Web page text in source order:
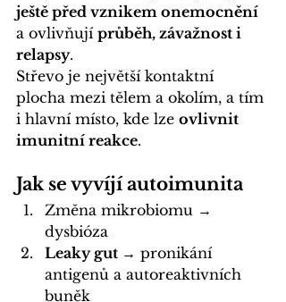
ještě před vznikem onemocnění
a ovlivňují průběh, závažnost i
relapsy.
Střevo je největší kontaktní
plocha mezi tělem a okolím, a tím
i hlavní místo, kde lze ovlivnit
imunitní reakce.
Jak se vyvíjí autoimunita
Změna mikrobiomu →
dysbióza
Leaky gut → pronikání
antigenů a autoreaktivních
buněk